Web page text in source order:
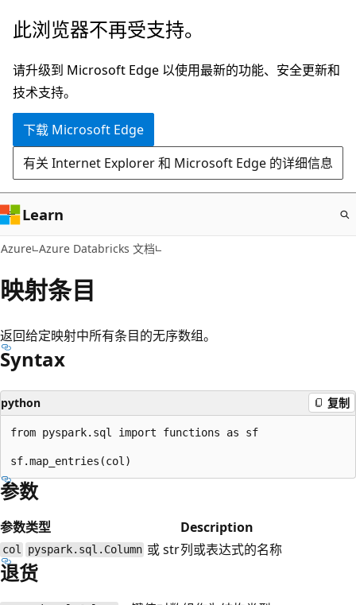
跳
主
要
内
此浏览器不再受支持。
请升级到 Microsoft Edge 以使用最新的功能、安全更新和
技术支持。
下载 Microsoft Edge
有关 Internet Explorer 和 Microsoft Edge 的详细信息
Learn
Azure Azure Databricks 文档
映射条目
返回给定映射中所有条目的无序数组。
Syntax
python 复制
from pyspark.sql import functions as sf
参数
参数类型 Description
col pyspark.sql.Column 或 str列或表达式的名称
退货